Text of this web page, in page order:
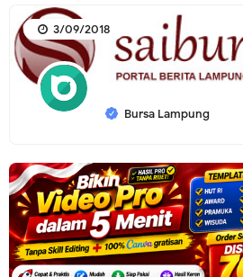
Bursa Lampung
3/09/2018